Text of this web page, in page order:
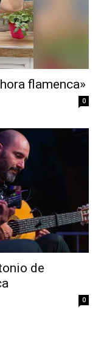
flamenca»
0
de
0